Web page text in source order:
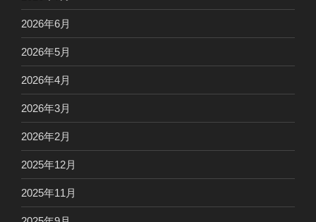
2026年6月
2026年5月
2026年4月
2026年3月
2026年2月
2025年12月
2025年11月